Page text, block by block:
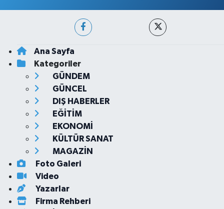
Ana Sayfa
Kategoriler
GÜNDEM
GÜNCEL
DIŞ HABERLER
EĞİTİM
EKONOMİ
KÜLTÜR SANAT
MAGAZİN
Foto Galeri
Video
Yazarlar
Firma Rehberi